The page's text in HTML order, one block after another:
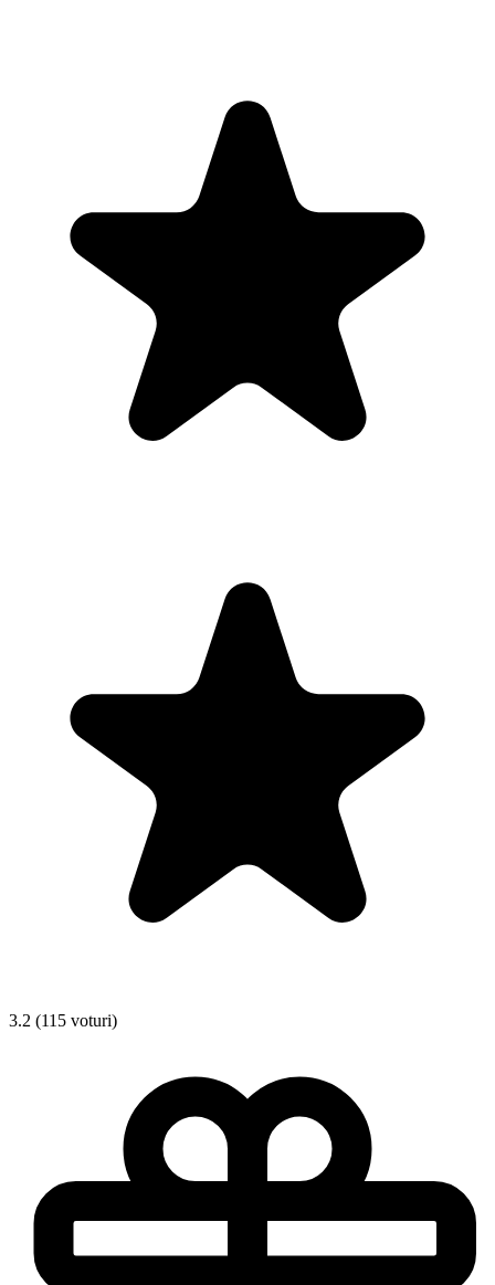
3.2 (115 voturi)